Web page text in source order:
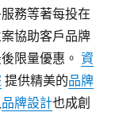
務等著每投在
協助客戶品牌
限量優惠。資
提供精美的品牌
品牌設計也成創